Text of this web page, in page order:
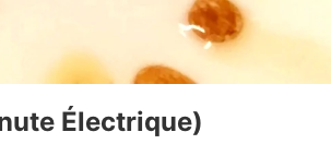
Électrique)